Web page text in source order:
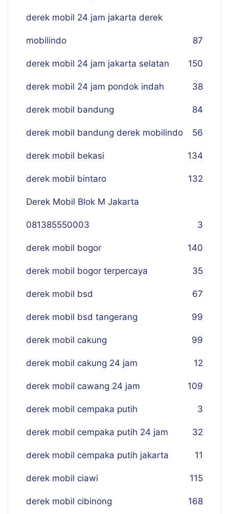
derek mobil 24 jam jakarta derek
mobilindo 87
derek mobil 24 jam jakarta selatan 150
derek mobil 24 jam pondok indah 38
derek mobil bandung 84
derek mobil bandung derek mobilindo 56
derek mobil bekasi 134
derek mobil bintaro 132
Derek Mobil Blok M Jakarta
081385550003 3
derek mobil bogor 140
derek mobil bogor terpercaya 35
derek mobil bsd 67
derek mobil bsd tangerang 99
derek mobil cakung 99
derek mobil cakung 24 jam 12
derek mobil cawang 24 jam 109
derek mobil cempaka putih 3
derek mobil cempaka putih 24 jam 32
derek mobil cempaka putih jakarta 11
derek mobil ciawi 115
derek mobil cibinong 168